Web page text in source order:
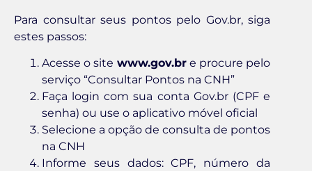
Para consultar seus pontos pelo Gov.br, siga
estes passos:
Acesse o site www.gov.bre procure pelo
serviço “Consultar Pontos na CNH”
Faça login com sua conta Gov.br (CPF e
senha) ou use o aplicativo móvel oficial
Selecione a opção de consulta de pontos
na CNH
Informe seus dados: CPF, número da